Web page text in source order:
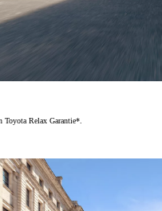
Toyota Relax Garantie*.